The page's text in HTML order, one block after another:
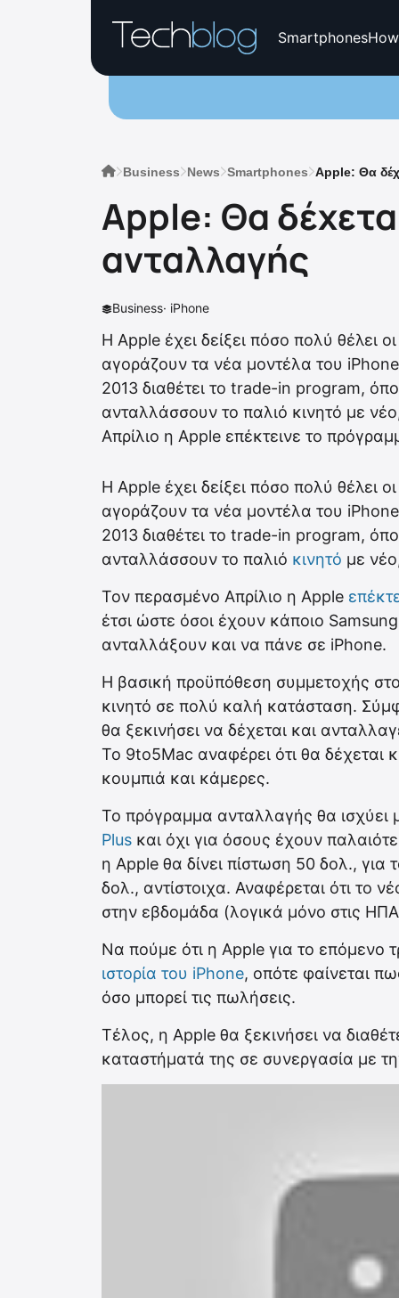
Smartphones
Business News Smartphones Apple: Θα
Apple: Θα
ανταλλαγής
Business· iPhone
Η Apple έχει δείξει πόσο πολύ θέλει
αγοράζουν τα νέα μοντέλα του
2013 διαθέτει το trade-in program,
ανταλλάσσουν το παλιό κινητό με
Απρίλιο η Apple επέκτεινε το
Η Apple έχει δείξει πόσο πολύ θέλει
αγοράζουν τα νέα μοντέλα του
2013 διαθέτει το trade-in program,
ανταλλάσσουν το παλιό κινητό με
Τον περασμένο Απρίλιο η Apple
έτσι ώστε όσοι έχουν κάποιο
ανταλλάξουν και να πάνε σε iPhone.
Η βασική προϋπόθεση συμμετοχής
κινητό σε πολύ καλή κατάσταση.
θα ξεκινήσει να δέχεται και
Το 9to5Mac αναφέρει ότι θα
κουμπιά και κάμερες.
Το πρόγραμμα ανταλλαγής θα ισχύει
Plus και όχι για όσους έχουν
η Apple θα δίνει πίστωση 50 δολ.,
δολ., αντίστοιχα. Αναφέρεται ότι το
στην εβδομάδα (λογικά μόνο στις
Να πούμε ότι η Apple για το επόμενο
ιστορία του iPhone, οπότε φαίνεται
όσο μπορεί τις πωλήσεις.
Τέλος, η Apple θα ξεκινήσει να
καταστήματά της σε συνεργασία με